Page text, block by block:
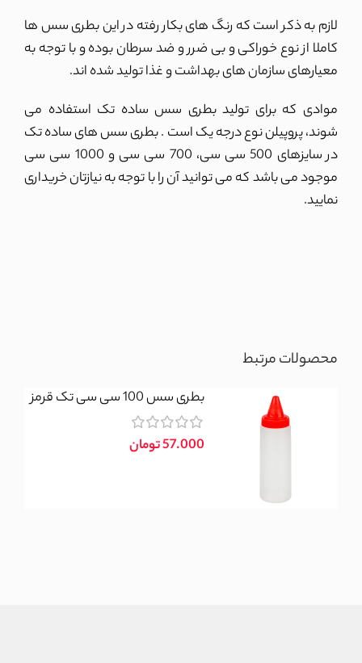
لازم به ذکر است که رنگ های بکار رفته در این بطری سس ها
کاملا از نوع خوراکی و بی ضرر و ضد سرطان بوده و با توجه به
معیارهای سازمان های بهداشت و غذا تولید شده اند.
موادی که برای تولید بطری سس ساده تک استفاده می
شوند، پروپیلن نوع درجه یک است . بطری سس های ساده تک
در سایزهای 500 سی سی، 700 سی سی و 1000 سی سی
موجود می باشد که می توانید آن را با توجه به نیازتان خریداری
نمایید.
محصولات مرتبط
بطری سس 100 سی سی تک قرمز
تومان